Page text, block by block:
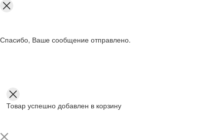
Спасибо, Ваше сообщение отправлено.
Товар успешно добавлен в корзину